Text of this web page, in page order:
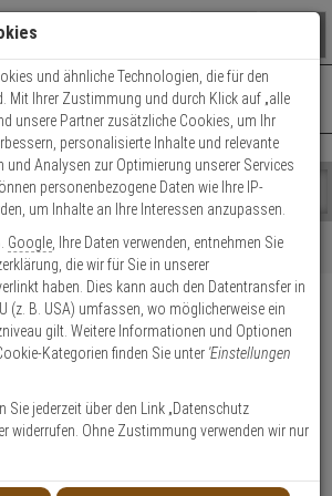
Warenkorb schließen
0 ARTIKEL IM WARENKORB
Ihr Warenkorb ist momentan leer.
Ergebnisse ()
Fertig
0Mo. - Do.: 8:00 - 16:30 | Fr.: 8:00 - 14:00 Uhr
Kontaktservice nutzen
SGR DIN-R
und ähnliche Technologien, die für den
Mit Ihrer Zustimmung und durch Klick auf „alle
unsere Partner zusätzliche Cookies, um Ihr
personalisierte Inhalte und relevante
und Analysen zur Optimierung unserer Services
personenbezogene Daten wie Ihre IP-
um Inhalte an Ihre Interessen anzupassen.
Google , Ihre Daten verwenden, entnehmen Sie
die wir für Sie in unserer
haben. Dies kann auch den Datentransfer in
(z. B. USA) umfassen, wo möglicherweise ein
gilt. Weitere Informationen und Optionen
Kategorien finden Sie unter 'Einstellungen
Sie jederzeit über den Link „Datenschutz
widerrufen. Ohne Zustimmung verwenden wir nur